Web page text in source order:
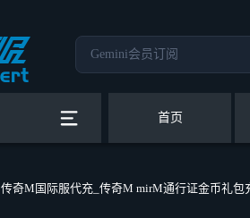
首页
传奇M国际服代充_传奇M mirM通行证金币礼